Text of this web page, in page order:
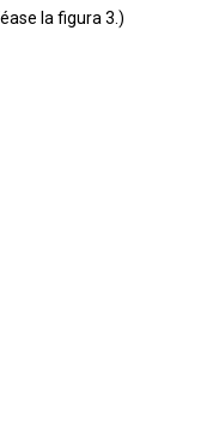
la figura 3.)